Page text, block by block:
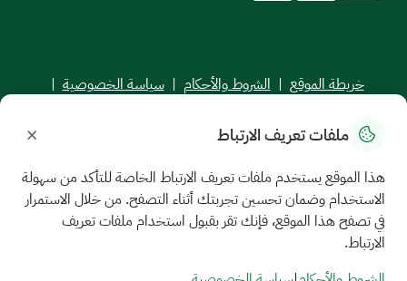
خريطة الموقع | الشروط والأحكام | سياسة الخصوصية |
جميع الحقوق محفوظة للجامعة السعودية الإلكترونية © 2026
ملفات تعريف الارتباط ×
هذا الموقع يستخدم ملفات تعريف الارتباط الخاصة للتأكد من سهولة
الاستخدام وضمان تحسين تجربتك أثناء التصفح. من خلال الاستمرار
في تصفح هذا الموقع، فإنك تقر بقبول استخدام ملفات تعريف
الارتباط.